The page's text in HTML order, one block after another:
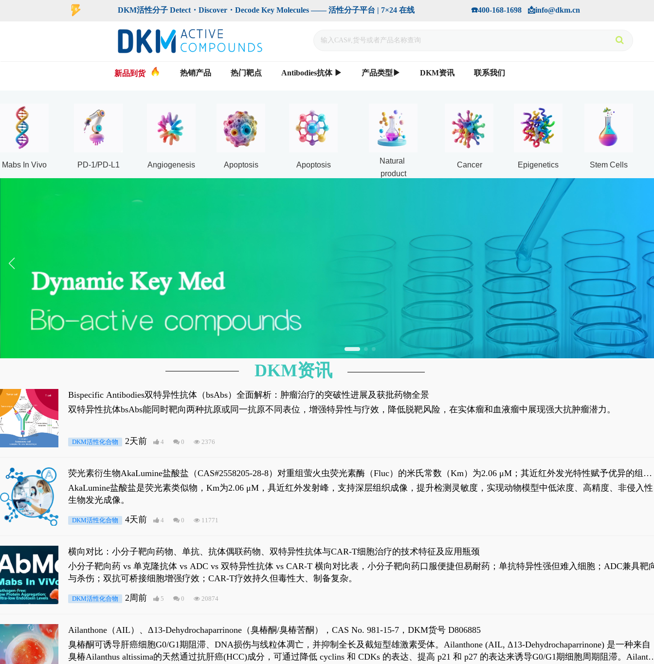
手机版
DKM活性分子 Detect・Discover・Decode Key Molecules —— 活性分子平台 | 7×24 在线                             ☎️400-168-1698   📩info@dkm.cn
新品到货 热销产品 热门靶点 Antibodies抗体 ▶ 产品类型▶ DKM资讯 联系我们
Mabs In Vivo PD-1/PD-L1 Angiogenesis Apoptosis Apoptosis
Natural
product
Cancer Epigenetics Stem Cells
Bispecific Antibodies双特异性抗体（bsAbs）全面解析：肿瘤治疗的突破性进展及获批药物全景
双特异性抗体bsAbs能同时靶向两种抗原或同一抗原不同表位，增强特异性与疗效，降低脱靶风险，在实体瘤和血液瘤中展现强大抗肿瘤潜力。
DKM活性化合物 2天前 4 0 2376
荧光素衍生物AkaLumine盐酸盐（CAS#2558205-28-8）对重组萤火虫荧光素酶（Fluc）的米氏常数（Km）为2.06 μM；其近红外发光特性赋予优异的组织
穿透能力，大幅增强成像信噪比，从而实现活体动物模型中极低给药剂量下的高灵敏度、非侵入式生物发光动态追踪。
AkaLumine盐酸盐是荧光素类似物，Km为2.06 μM，具近红外发射峰，支持深层组织成像，提升检测灵敏度，实现动物模型中低浓度、高精度、非侵入性
生物发光成像。
DKM活性化合物 4天前 4 0 11771
横向对比：小分子靶向药物、单抗、抗体偶联药物、双特异性抗体与CAR-T细胞治疗的技术特征及应用瓶颈
小分子靶向药 vs 单克隆抗体 vs ADC vs 双特异性抗体 vs CAR-T 横向对比表，小分子靶向药口服便捷但易耐药；单抗特异性强但难入细胞；ADC兼具靶
与杀伤；双抗可桥接细胞增强疗效；CAR-T疗效持久但毒性大、制备复杂。
DKM活性化合物 2周前 5 0 20874
Ailanthone（AIL）、Δ13-Dehydrochaparrinone（臭椿酮/臭椿苦酮），CAS No. 981-15-7，DKM货号 D806885
臭椿酮可诱导肝癌细胞G0/G1期阻滞、DNA损伤与线粒体凋亡，并抑制全长及截短型雄激素受体。Ailanthone (AIL, Δ13-Dehydrochaparrinone) 是一种来自
臭椿Ailanthus altissima的天然通过抗肝癌(HCC)成分，可通过降低 cyclins 和 CDKs 的表达、提高 p21 和 p27 的表达来诱导G0/G1期细胞周期阻滞。
DKM资讯